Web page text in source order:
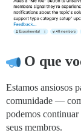
O que
Estamos ansiosos
comunidade —
podemos continuar
seus membros.